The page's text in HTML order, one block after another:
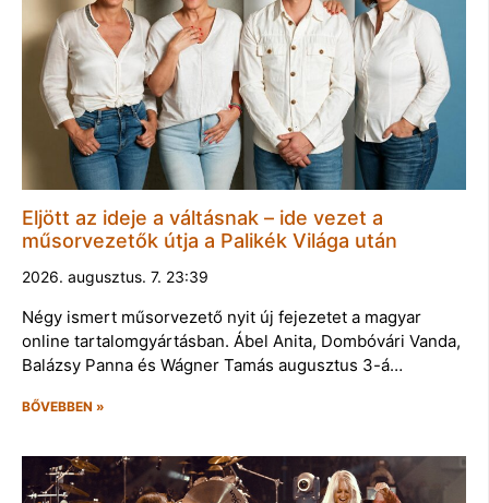
Eljött az ideje a váltásnak – ide vezet a
műsorvezetők útja a Palikék Világa után
2026. augusztus. 7. 23:39
Négy ismert műsorvezető nyit új fejezetet a magyar
online tartalomgyártásban. Ábel Anita, Dombóvári Vanda,
Balázsy Panna és Wágner Tamás augusztus 3-á…
BŐVEBBEN »